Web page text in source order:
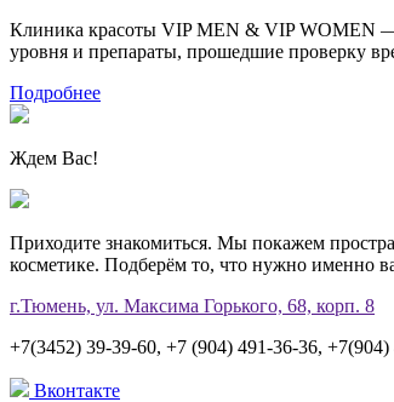
Клиника красоты VIP MEN & VIP WOMEN —
уровня и препараты, прошедшие проверку
Подробнее
Ждем Вас!
Приходите знакомиться. Мы покажем
косметике. Подберём то, что нужно именно
г.Тюмень, ул. Максима Горького, 68, корп. 8
+7(3452) 39-39-60, +7 (904) 491-36-36, +7(904)
Вконтакте